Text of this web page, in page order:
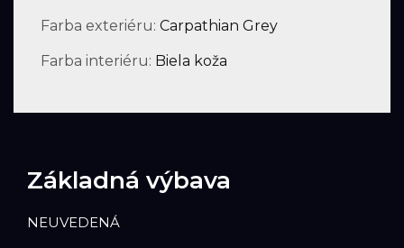
Farba exteriéru: Carpathian Grey
Farba interiéru: Biela koža
Základná výbava
NEUVEDENÁ